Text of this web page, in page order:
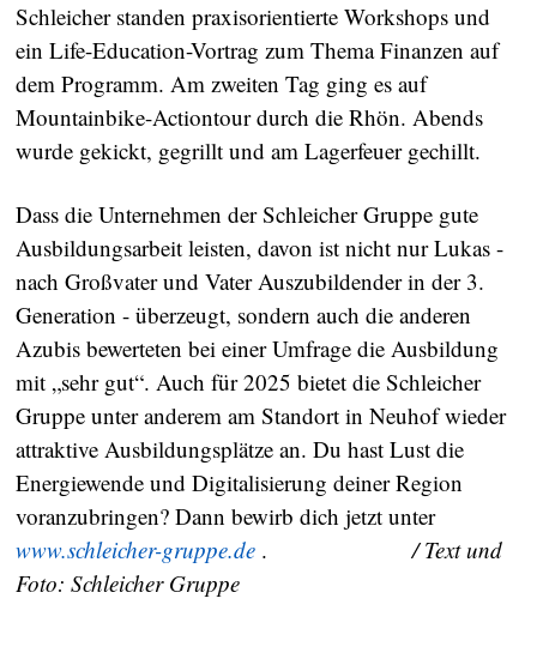
Schleicher standen praxisorientierte Workshops und
ein Life-Education-Vortrag zum Thema Finanzen auf
dem Programm. Am zweiten Tag ging es auf
Mountainbike-Actiontour durch die Rhön. Abends
wurde gekickt, gegrillt und am Lagerfeuer gechillt.
Dass die Unternehmen der Schleicher Gruppe gute
Ausbildungsarbeit leisten, davon ist nicht nur Lukas -
nach Großvater und Vater Auszubildender in der 3.
Generation - überzeugt, sondern auch die anderen
Azubis bewerteten bei einer Umfrage die Ausbildung
mit „sehr gut“. Auch für 2025 bietet die Schleicher
Gruppe unter anderem am Standort in Neuhof wieder
attraktive Ausbildungsplätze an. Du hast Lust die
Energiewende und Digitalisierung deiner Region
voranzubringen? Dann bewirb dich jetzt unter
www.schleicher-gruppe.de ./ Text und
Foto: Schleicher Gruppe